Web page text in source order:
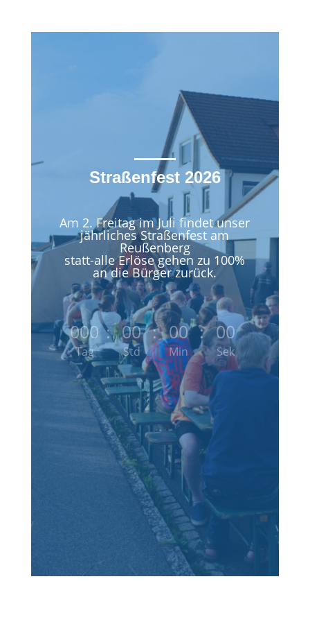
Straßenfest 2026
Am 2. Freitag im Juli findet unser
jährliches Straßenfest am
Reußenberg
statt-alle Erlöse gehen zu 100%
an die Bürger zurück.
000
Tag
: 00
Std
: 00
Min
: 00
Sek